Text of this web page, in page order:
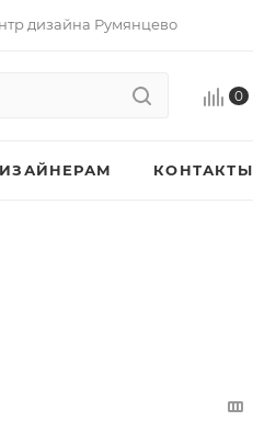
дизайна Румянцево
0
КОНТАКТЫ